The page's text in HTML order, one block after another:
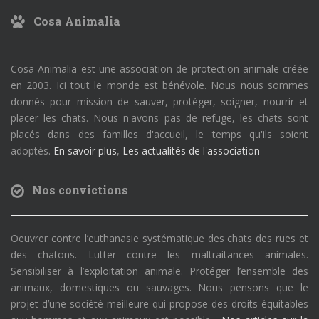
Cosa Animalia
Cosa Animalia est une association de protection animale créée
en 2003. Ici tout le monde est bénévole. Nous nous sommes
donnés pour mission de sauver, protéger, soigner, nourrir et
placer les chats. Nous n'avons pas de refuge, les chats sont
placés dans des familles d'accueil, le temps qu'ils soient
adoptés. En savoir plus, Les actualités de l'association
Nos convictions
Oeuvrer contre l’euthanasie systématique des chats des rues et
des chatons. Lutter contre les maltraitances animales.
Sensibiliser à l’exploitation animale. Protéger l’ensemble des
animaux, domestiques ou sauvages. Nous pensons que le
projet d’une société meilleure qui propose des droits équitables